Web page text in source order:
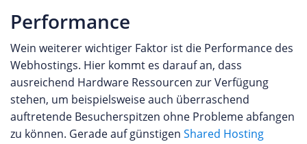
Performance
Wein weiterer wichtiger Faktor ist die Performance des
Webhostings. Hier kommt es darauf an, dass
ausreichend Hardware Ressourcen zur Verfügung
stehen, um beispielsweise auch überraschend
auftretende Besucherspitzen ohne Probleme abfangen
zu können. Gerade auf günstigen Shared Hosting